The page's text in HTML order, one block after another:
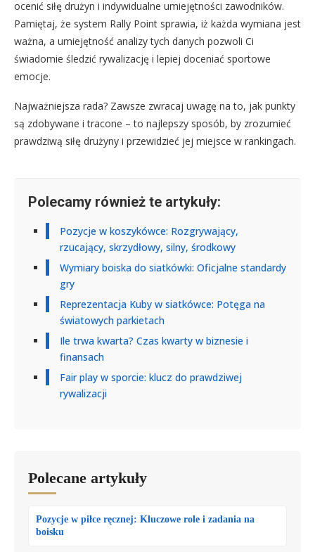
ocenić siłę drużyn i indywidualne umiejętności zawodników.
Pamiętaj, że system Rally Point sprawia, iż każda wymiana jest
ważna, a umiejętność analizy tych danych pozwoli Ci
świadomie śledzić rywalizację i lepiej doceniać sportowe
emocje.
Najważniejsza rada? Zawsze zwracaj uwagę na to, jak punkty
są zdobywane i tracone – to najlepszy sposób, by zrozumieć
prawdziwą siłę drużyny i przewidzieć jej miejsce w rankingach.
Polecamy również te artykuły:
Pozycje w koszykówce: Rozgrywający,
rzucający, skrzydłowy, silny, środkowy
Wymiary boiska do siatkówki: Oficjalne standardy
gry
Reprezentacja Kuby w siatkówce: Potęga na
światowych parkietach
Ile trwa kwarta? Czas kwarty w biznesie i
finansach
Fair play w sporcie: klucz do prawdziwej
rywalizacji
Polecane artykuły
Pozycje w piłce ręcznej: Kluczowe role i zadania na
boisku